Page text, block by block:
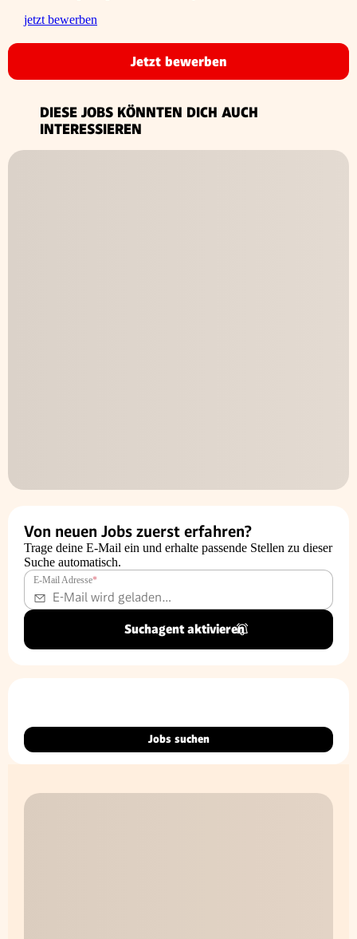
jetzt bewerben
Jetzt bewerben
DIESE JOBS KÖNNTEN DICH AUCH
INTERESSIEREN
Von neuen Jobs zuerst erfahren?
Trage deine E-Mail ein und erhalte passende Stellen zu dieser
Suche automatisch.
E-Mail Adresse*
Suchagent aktivieren
Jobs suchen